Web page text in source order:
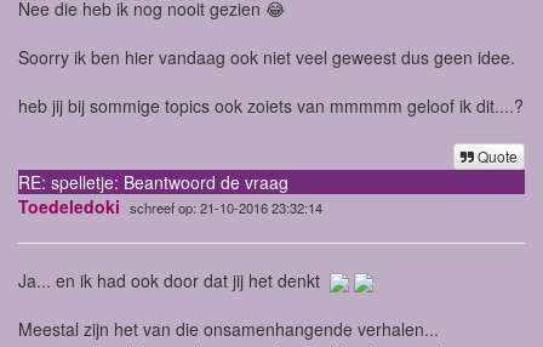
Nee die heb ik nog nooit gezien 😂
Soorry ik ben hier vandaag ook niet veel geweest dus geen idee.
heb jij bij sommige topics ook zoiets van mmmmm geloof ik dit....?
Quote
RE: spelletje: Beantwoord de vraag
Toedeledoki schreef op: 21-10-2016 23:32:14
Ja... en ik had ook door dat jij het denkt
Meestal zijn het van die onsamenhangende verhalen...